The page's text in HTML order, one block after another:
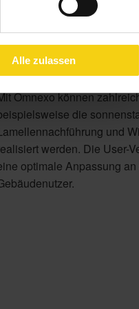
Alle zulassen